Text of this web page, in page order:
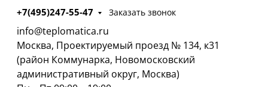
+7(495)247-55-47 Заказать звонок
info@teplomatica.ru
Москва, Проектируемый проезд № 134, к31
(район Коммунарка, Новомосковский
административный округ, Москва)